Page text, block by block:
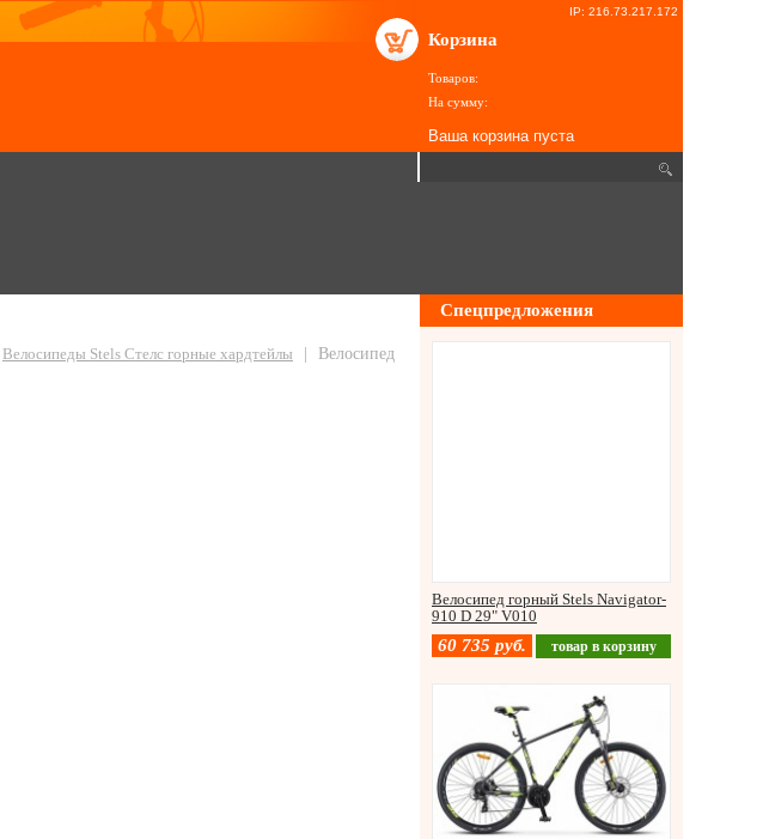
IP: 216.73.217.172
Корзина
Товаров:
На сумму:
Ваша корзина пуста
Велосипеды Stels Стелс горные хардтейлы
Велосипед
Спецпредложения
Велосипед горный Stels Navigator-
910 D 29" V010
60 735 руб. товар в корзину